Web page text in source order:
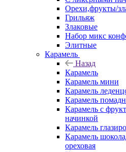
Орехи,фрукты/
Грильяж
Злаковые
Набор микс
Элитные
Карамель
Назад
Карамель
Карамель мини
Карамель
Карамель
Карамель с
начинкой
Карамель
Карамель
ореховая